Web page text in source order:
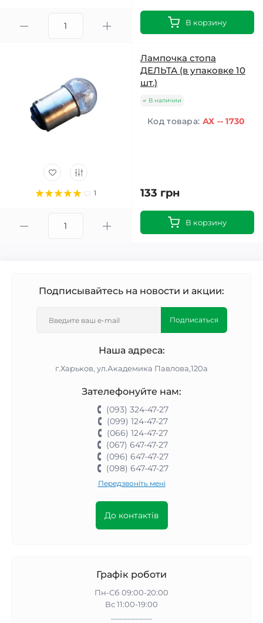
В корзину
1
Лампочка стопа
ДЕЛЬТА (в упаковке 10
шт.)
В наличии
Код товара: АХ -- 1730
133 грн
В корзину
Подписывайтесь на новости и акции:
Подписаться
Наша адреса:
г.Харьков, ул.Академика Павлова,120а
Зателефонуйте нам:
(093) 324-47-27
(099) 124-47-27
(066) 124-47-27
(067) 647-47-27
(096) 647-47-27
(098) 647-47-27
Передзвоніть мені
До контактів
Графік роботи
Пн-Сб 09:00-20:00
Вс 11:00-19:00